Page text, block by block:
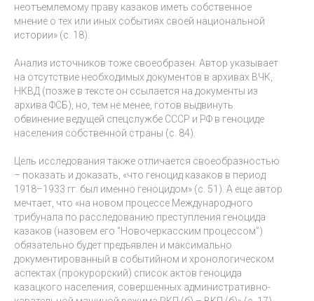
неотъемлемому праву казаков иметь собственное
мнение о тех или иных событиях своей национальной
истории» (с. 18).
Анализ источников тоже своеобразен. Автор указывает
на отсутствие необходимых документов в архивах ВЧК,
НКВД (позже в тексте он ссылается на документы из
архива ФСБ), но, тем не менее, готов выдвинуть
обвинение ведущей спецслужбе СССР и РФ в геноциде
населения собственной страны (с. 84).
Цель исследования также отличается своеобразностью
– показать и доказать, «что геноцид казаков в период
1918–1933 гг. был именно геноцидом» (с. 51). А еще автор
мечтает, что «на новом процессе Международного
трибунала по расследованию преступления геноцида
казаков (назовем его “Новочеркасским процессом”)
обязательно будет предъявлен и максимально
документированный в событийном и хронологическом
аспектах (прокурорский) список актов геноцида
казацкого населения, совершенных административно-